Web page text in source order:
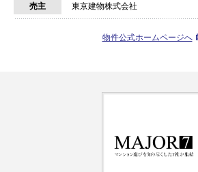
売主 東京建物株式会社
物件公式ホームページへ